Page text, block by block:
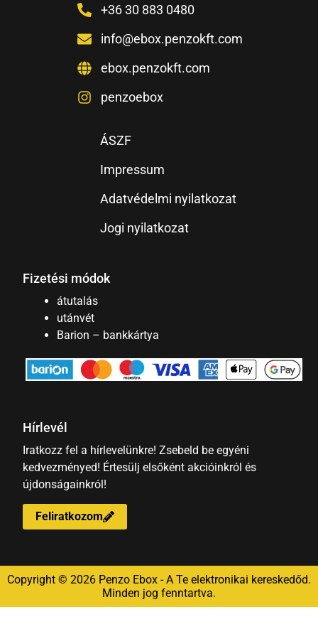
+36 30 883 0480
info@ebox.penzokft.com
ebox.penzokft.com
penzoebox
ÁSZF
Impressum
Adatvédelmi nyilatkozat
Jogi nyilatkozat
Fizetési módok
átutalás
utánvét
Barion – bankkártya
Hírlevél
Iratkozz fel a hírlevelünkre! Zsebeld be egyéni
kedvezményed! Értesülj elsőként akcióinkról és
újdonságainkról!
Feliratkozom
Copyright © 2026 Penzo Ebox - A Te elektronikai kereskedőd.
Minden jog fenntartva.